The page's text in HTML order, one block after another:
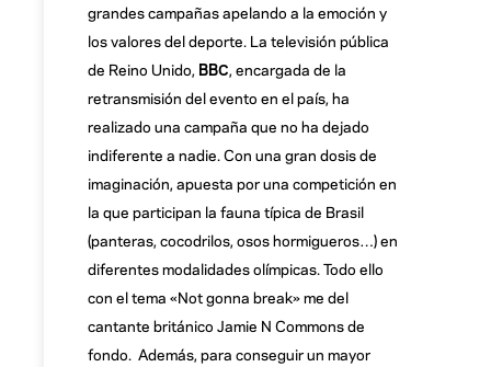
grandes campañas apelando a la emoción y
los valores del deporte. La televisión pública
de Reino Unido, BBC, encargada de la
retransmisión del evento en el país, ha
realizado una campaña que no ha dejado
indiferente a nadie. Con una gran dosis de
imaginación, apuesta por una competición en
la que participan la fauna típica de Brasil
(panteras, cocodrilos, osos hormigueros…) en
diferentes modalidades olímpicas. Todo ello
con el tema «Not gonna break» me del
cantante británico Jamie N Commons de
fondo. Además, para conseguir un mayor